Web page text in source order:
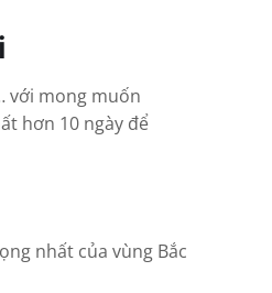
với mong muốn
hơn 10 ngày để
nhất của vùng Bắc